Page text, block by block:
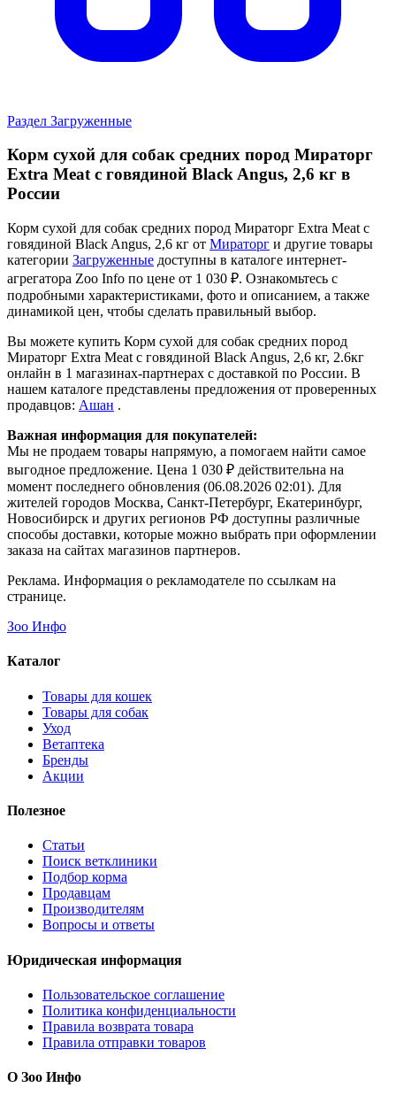
Раздел Загруженные
Корм сухой для собак средних пород Мираторг
Extra Meat с говядиной Black Angus, 2,6 кг в
России
Корм сухой для собак средних пород Мираторг Extra Meat с
говядиной Black Angus, 2,6 кг от Мираторг и другие товары
категории Загруженные доступны в каталоге интернет-
агрегатора Zoo Info по цене от 1 030 ₽. Ознакомьтесь с
подробными характеристиками, фото и описанием, а также
динамикой цен, чтобы сделать правильный выбор.
Вы можете купить Корм сухой для собак средних пород
Мираторг Extra Meat с говядиной Black Angus, 2,6 кг, 2.6кг
онлайн в 1 магазинах-партнерах с доставкой по России. В
нашем каталоге представлены предложения от проверенных
продавцов: Ашан .
Важная информация для покупателей:
Мы не продаем товары напрямую, а помогаем найти самое
выгодное предложение. Цена 1 030 ₽ действительна на
момент последнего обновления (06.08.2026 02:01). Для
жителей городов Москва, Санкт-Петербург, Екатеринбург,
Новосибирск и других регионов РФ доступны различные
способы доставки, которые можно выбрать при оформлении
заказа на сайтах магазинов партнеров.
Реклама. Информация о рекламодателе по ссылкам на
странице.
Зоо Инфо
Каталог
Товары для кошек
Товары для собак
Уход
Ветаптека
Бренды
Акции
Полезное
Статьи
Поиск ветклиники
Подбор корма
Продавцам
Производителям
Вопросы и ответы
Юридическая информация
Пользовательское соглашение
Политика конфиденциальности
Правила возврата товара
Правила отправки товаров
О Зоо Инфо